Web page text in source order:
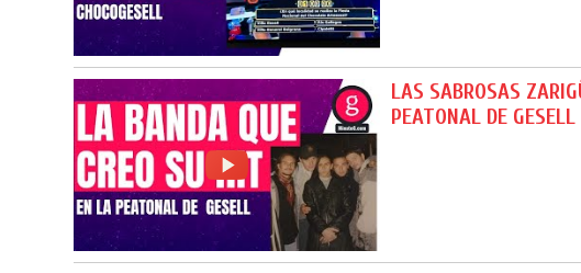
LAS SABROSAS
PEATONAL DE GESELL